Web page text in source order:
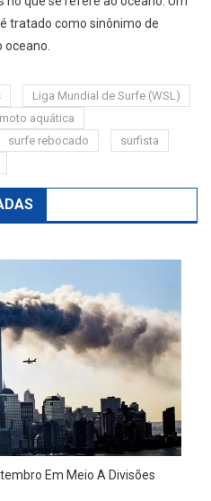
é tratado como sinônimo de
oceano.
Liga Mundial de Surfe (WSL)
aquática
surfe rebocado
surfista
Em Meio A Divisões